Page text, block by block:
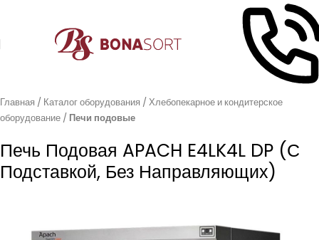
Главная Каталог оборудования
Хлебопекарное и кондитерское
оборудование
Печи подовые
Печь Подовая APACH E4LK4L DP (с
Подставкой, Без Направляющих)